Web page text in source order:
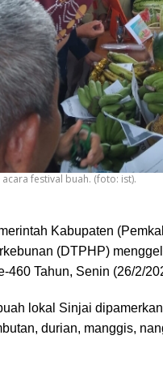
acara festival buah. (foto: ist).
Kabupaten
(DTPHP)
460 Tahun, Senin (26/2/
lokal Sinjai
durian, manggis,